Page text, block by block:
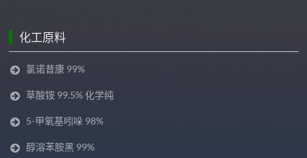
化工原料
氯诺昔康 99%
草酸铵 99.5% 化学纯
5-甲氧基吲哚 98%
醇溶苯胺黑 99%